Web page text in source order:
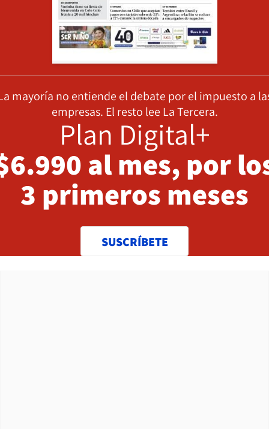
mayoría no entiende el debate por el impuesto a
empresas. El resto lee La Tercera.
Plan Digital+
al mes, por
3 primeros meses
SUSCRÍBETE